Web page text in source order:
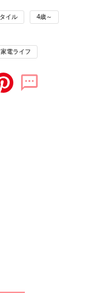
イル 4歳～
電ライフ